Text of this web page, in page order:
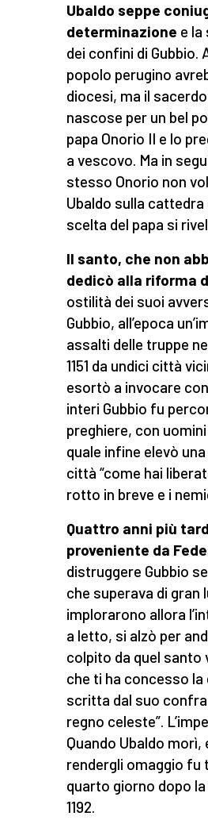
Ubaldo seppe
determinazione e la
dei confini di Gubbio.
popolo perugino
diocesi, ma il
nascose per un bel
papa Onorio II e lo
a vescovo. Ma in
stesso Onorio non
Ubaldo sulla cattedra
scelta del papa si
Il santo, che non
dedicò alla riforma
ostilità dei suoi
Gubbio, all’epoca
assalti delle truppe
1151 da undici città
esortò a invocare
interi Gubbio fu
preghiere, con
quale infine elevò
città “come hai
rotto in breve e i
Quattro anni più
proveniente da
distruggere Gubbio
che superava di gran
implorarono allora
a letto, si alzò per
colpito da quel santo
che ti ha concesso
scritta dal suo
regno celeste”.
Quando Ubaldo morì,
rendergli omaggio fu
quarto giorno dopo
1192.